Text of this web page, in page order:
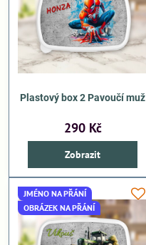
Plastový box 2 Pavoučí muž
290 Kč
Zobrazit
JMÉNO NA PŘÁNÍ
OBRÁZEK NA PŘÁNÍ